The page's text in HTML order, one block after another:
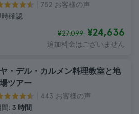
752 お客様の声
時確認
¥27,099 ¥24,636
追加料金はございません
・デル・カルメン料理教室と地
ツアー
443 お客様の声
: 3 時間